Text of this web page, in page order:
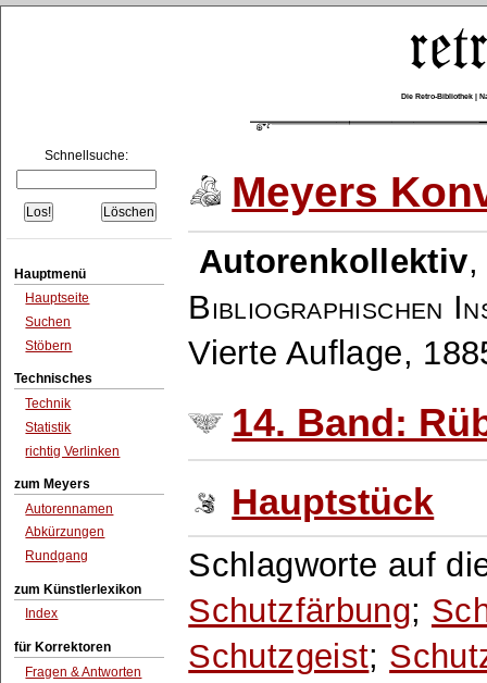
Die Retro-Bibliothek |
Schnellsuche:
Hauptmenü
Hauptseite
Suchen
Stöbern
Technisches
Technik
Statistik
richtig Verlinken
zum Meyers
Autorennamen
Abkürzungen
Rundgang
zum Künstlerlexikon
Index
für Korrektoren
Fragen & Antworten
Meyers
Autorenkollektiv
Bibliographischen
Vierte Auflage,
14. Band:
Hauptstück
Schlagworte auf
Schutzfärbung;
Schutzgeist;